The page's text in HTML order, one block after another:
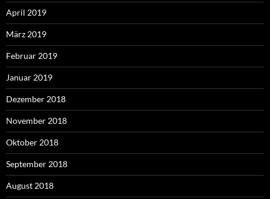
April 2019
März 2019
Februar 2019
Januar 2019
Dezember 2018
November 2018
Oktober 2018
September 2018
August 2018